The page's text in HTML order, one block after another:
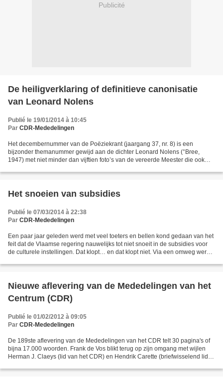
Publicité
De heiligverklaring of definitieve canonisatie
van Leonard Nolens
Publié le 19/01/2014 à 10:45
Par CDR-Mededelingen
Het decembernummer van de Poëziekrant (jaargang 37, nr. 8) is een
bijzonder themanummer gewijd aan de dichter Leonard Nolens (°Bree,
1947) met niet minder dan vijftien foto’s van de vereerde Meester die ook
Het snoeien van subsidies
Publié le 07/03/2014 à 22:38
Par CDR-Mededelingen
Een paar jaar geleden werd met veel toeters en bellen kond gedaan van het
feit dat de Vlaamse regering nauwelijks tot niet snoeit in de subsidies voor
de culturele instellingen. Dat klopt… en dat klopt niet. Via een omweg werd
Nieuwe aflevering van de Mededelingen van het
Centrum (CDR)
Publié le 01/02/2012 à 09:05
Par CDR-Mededelingen
De 189ste aflevering van de Mededelingen van het CDR telt 30 pagina's of
bijna 17.000 woorden. Frank de Vos blikt terug op zijn omgang met wijlen
Herman J. Claeys (lid van het CDR) en Hendrik Carette (briefwisselend lid